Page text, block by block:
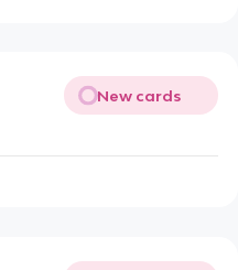
New cards